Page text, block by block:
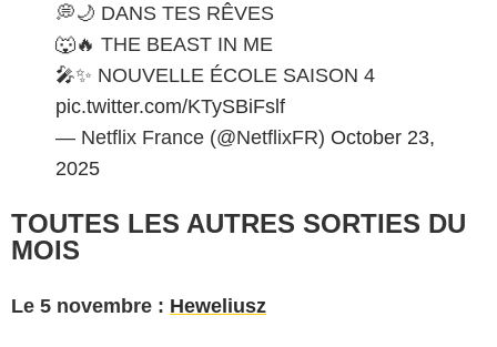
💭🌙 DANS TES RÊVES
🐺🔥 THE BEAST IN ME
🎤✨ NOUVELLE ÉCOLE SAISON 4
pic.twitter.com/KTySBiFslf
— Netflix France (@NetflixFR) October 23,
2025
TOUTES LES AUTRES SORTIES DU
MOIS
Le 5 novembre : Heweliusz